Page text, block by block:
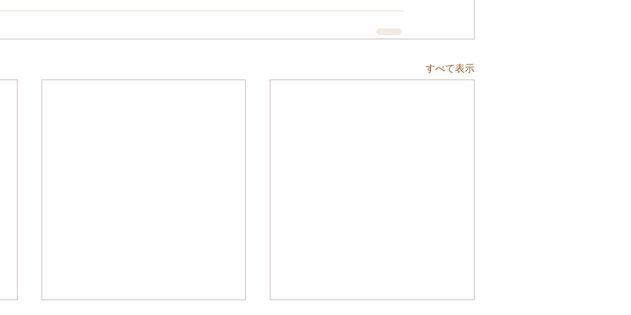
すべて表示